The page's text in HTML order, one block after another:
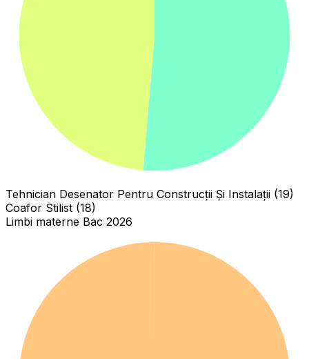
Tehnician Desenator Pentru Construcții Și Instalații (19)
Coafor Stilist (18)
Limbi materne Bac 2026